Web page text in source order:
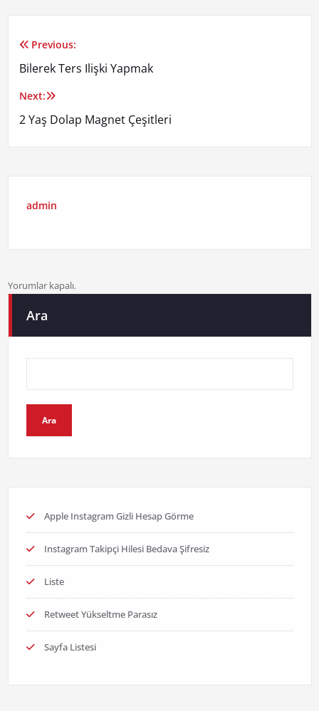
Yazı
gezinmesi
Previous:
Bilerek Ters Ilişki Yapmak
Next:
2 Yaş Dolap Magnet Çeşitleri
admin
Yorumlar kapalı.
Ara
Ara
Apple Instagram Gizli Hesap Görme
Instagram Takipçi Hilesi Bedava Şifresiz
Liste
Retweet Yükseltme Parasız
Sayfa Listesi